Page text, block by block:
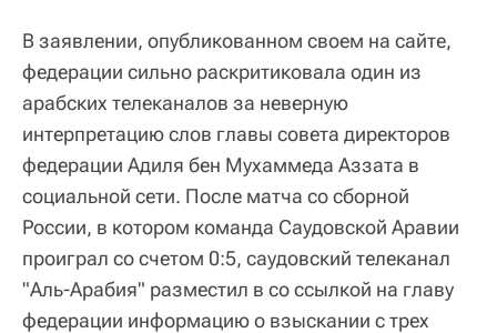
В заявлении, опубликованном своем на сайте,
федерации сильно раскритиковала один из
арабских телеканалов за неверную
интерпретацию слов главы совета директоров
федерации Адиля бен Мухаммеда Аззата в
социальной сети. После матча со сборной
России, в котором команда Саудовской Аравии
проиграл со счетом 0:5, саудовский телеканал
"Аль-Арабия" разместил в со ссылкой на главу
федерации информацию о взыскании с трех